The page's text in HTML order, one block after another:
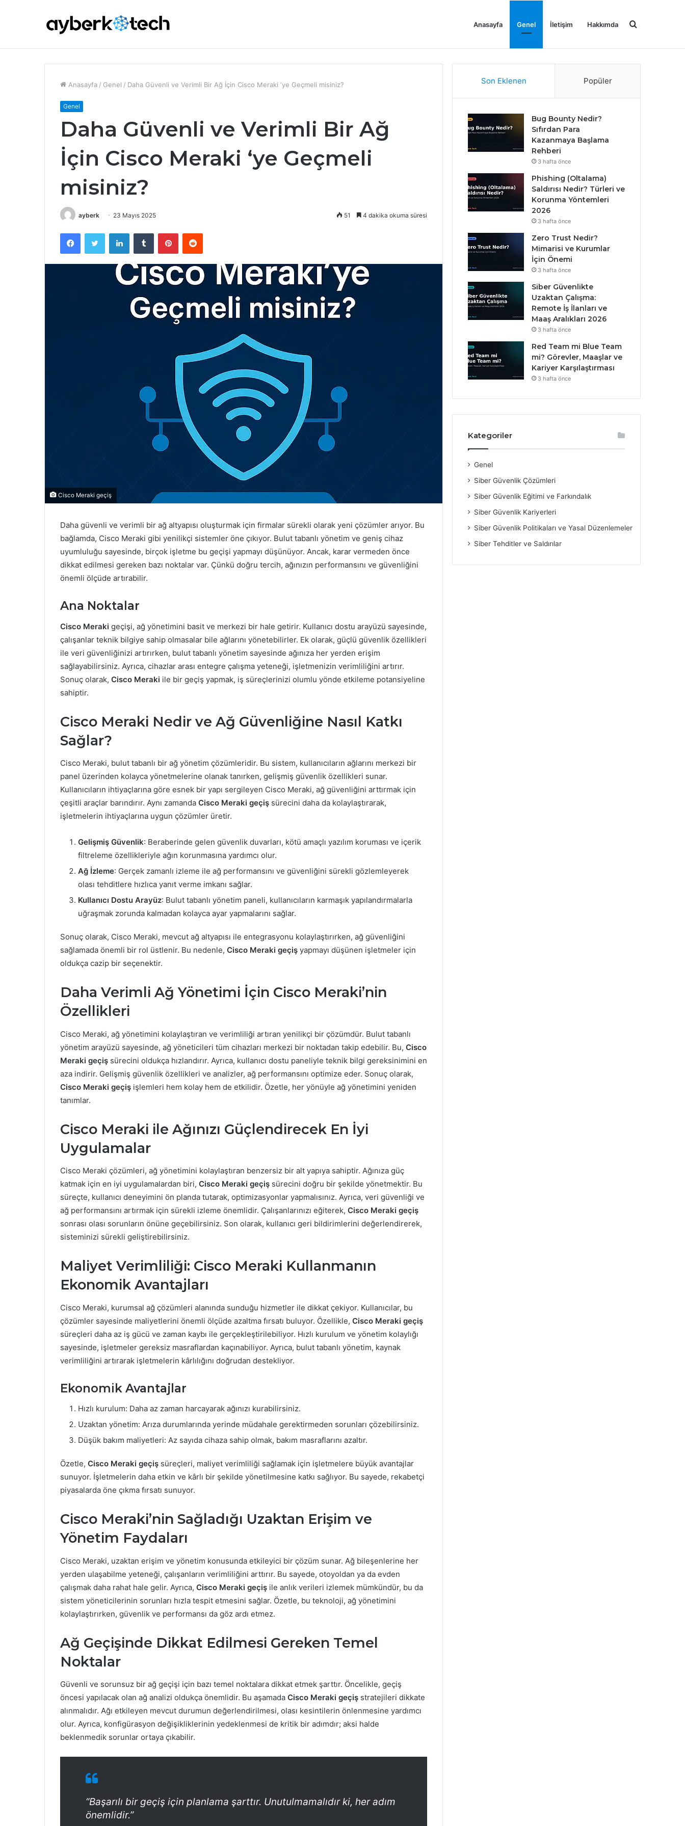
Anasayfa Genel İletişim Hakkımda Arama
Anasayfa / Genel / Daha Güvenli ve Verimli Bir Ağ İçin Cisco Meraki ‘ye Geçmeli misiniz?
Genel
Daha Güvenli ve Verimli Bir Ağ
İçin Cisco Meraki ‘ye Geçmeli
misiniz?
ayberk 23 Mayıs 2025 51 4 dakika okuma süresi
FacebookTwitter LinkedInTumblr PinterestReddit
Cisco Meraki geçiş
Daha güvenli ve verimli bir ağ altyapısı oluşturmak için firmalar sürekli olarak yeni çözümler arıyor. Bu
bağlamda, Cisco Meraki gibi yenilikçi sistemler öne çıkıyor. Bulut tabanlı yönetim ve geniş cihaz
uyumluluğu sayesinde, birçok işletme bu geçişi yapmayı düşünüyor. Ancak, karar vermeden önce
dikkat edilmesi gereken bazı noktalar var. Çünkü doğru tercih, ağınızın performansını ve güvenliğini
önemli ölçüde artırabilir.
Ana Noktalar
Cisco Meraki geçişi, ağ yönetimini basit ve merkezi bir hale getirir. Kullanıcı dostu arayüzü sayesinde,
çalışanlar teknik bilgiye sahip olmasalar bile ağlarını yönetebilirler. Ek olarak, güçlü güvenlik özellikleri
ile veri güvenliğinizi artırırken, bulut tabanlı yönetim sayesinde ağınıza her yerden erişim
sağlayabilirsiniz. Ayrıca, cihazlar arası entegre çalışma yeteneği, işletmenizin verimliliğini artırır.
Sonuç olarak, Cisco Meraki ile bir geçiş yapmak, iş süreçlerinizi olumlu yönde etkileme potansiyeline
sahiptir.
Cisco Meraki Nedir ve Ağ Güvenliğine Nasıl Katkı
Sağlar?
Cisco Meraki, bulut tabanlı bir ağ yönetim çözümleridir. Bu sistem, kullanıcıların ağlarını merkezi bir
panel üzerinden kolayca yönetmelerine olanak tanırken, gelişmiş güvenlik özellikleri sunar.
Kullanıcıların ihtiyaçlarına göre esnek bir yapı sergileyen Cisco Meraki, ağ güvenliğini arttırmak için
çeşitli araçlar barındırır. Aynı zamanda Cisco Meraki geçiş sürecini daha da kolaylaştırarak,
işletmelerin ihtiyaçlarına uygun çözümler üretir.
Gelişmiş Güvenlik: Beraberinde gelen güvenlik duvarları, kötü amaçlı yazılım koruması ve içerik
filtreleme özellikleriyle ağın korunmasına yardımcı olur.
Ağ İzleme: Gerçek zamanlı izleme ile ağ performansını ve güvenliğini sürekli gözlemleyerek
olası tehditlere hızlıca yanıt verme imkanı sağlar.
Kullanıcı Dostu Arayüz: Bulut tabanlı yönetim paneli, kullanıcıların karmaşık yapılandırmalarla
uğraşmak zorunda kalmadan kolayca ayar yapmalarını sağlar.
Sonuç olarak, Cisco Meraki, mevcut ağ altyapısı ile entegrasyonu kolaylaştırırken, ağ güvenliğini
sağlamada önemli bir rol üstlenir. Bu nedenle, Cisco Meraki geçiş yapmayı düşünen işletmeler için
oldukça cazip bir seçenektir.
Daha Verimli Ağ Yönetimi İçin Cisco Meraki’nin
Özellikleri
Cisco Meraki, ağ yönetimini kolaylaştıran ve verimliliği artıran yenilikçi bir çözümdür. Bulut tabanlı
yönetim arayüzü sayesinde, ağ yöneticileri tüm cihazları merkezi bir noktadan takip edebilir. Bu, Cisco
Meraki geçiş sürecini oldukça hızlandırır. Ayrıca, kullanıcı dostu paneliyle teknik bilgi gereksinimini en
aza indirir. Gelişmiş güvenlik özellikleri ve analizler, ağ performansını optimize eder. Sonuç olarak,
Cisco Meraki geçiş işlemleri hem kolay hem de etkilidir. Özetle, her yönüyle ağ yönetimini yeniden
tanımlar.
Cisco Meraki ile Ağınızı Güçlendirecek En İyi
Uygulamalar
Cisco Meraki çözümleri, ağ yönetimini kolaylaştıran benzersiz bir alt yapıya sahiptir. Ağınıza güç
katmak için en iyi uygulamalardan biri, Cisco Meraki geçiş sürecini doğru bir şekilde yönetmektir. Bu
süreçte, kullanıcı deneyimini ön planda tutarak, optimizasyonlar yapmalısınız. Ayrıca, veri güvenliği ve
ağ performansını artırmak için sürekli izleme önemlidir. Çalışanlarınızı eğiterek, Cisco Meraki geçiş
sonrası olası sorunların önüne geçebilirsiniz. Son olarak, kullanıcı geri bildirimlerini değerlendirerek,
sisteminizi sürekli geliştirebilirsiniz.
Maliyet Verimliliği: Cisco Meraki Kullanmanın
Ekonomik Avantajları
Cisco Meraki, kurumsal ağ çözümleri alanında sunduğu hizmetler ile dikkat çekiyor. Kullanıcılar, bu
çözümler sayesinde maliyetlerini önemli ölçüde azaltma fırsatı buluyor. Özellikle, Cisco Meraki geçiş
süreçleri daha az iş gücü ve zaman kaybı ile gerçekleştirilebiliyor. Hızlı kurulum ve yönetim kolaylığı
sayesinde, işletmeler gereksiz masraflardan kaçınabiliyor. Ayrıca, bulut tabanlı yönetim, kaynak
verimliliğini artırarak işletmelerin kârlılığını doğrudan destekliyor.
Ekonomik Avantajlar
Hızlı kurulum: Daha az zaman harcayarak ağınızı kurabilirsiniz.
Uzaktan yönetim: Arıza durumlarında yerinde müdahale gerektirmeden sorunları çözebilirsiniz.
Düşük bakım maliyetleri: Az sayıda cihaza sahip olmak, bakım masraflarını azaltır.
Özetle, Cisco Meraki geçiş süreçleri, maliyet verimliliği sağlamak için işletmelere büyük avantajlar
sunuyor. İşletmelerin daha etkin ve kârlı bir şekilde yönetilmesine katkı sağlıyor. Bu sayede, rekabetçi
piyasalarda öne çıkma fırsatı sunuyor.
Cisco Meraki’nin Sağladığı Uzaktan Erişim ve
Yönetim Faydaları
Cisco Meraki, uzaktan erişim ve yönetim konusunda etkileyici bir çözüm sunar. Ağ bileşenlerine her
yerden ulaşabilme yeteneği, çalışanların verimliliğini arttırır. Bu sayede, otoyoldan ya da evden
çalışmak daha rahat hale gelir. Ayrıca, Cisco Meraki geçiş ile anlık verileri izlemek mümkündür, bu da
sistem yöneticilerinin sorunları hızla tespit etmesini sağlar. Özetle, bu teknoloji, ağ yönetimini
kolaylaştırırken, güvenlik ve performansı da göz ardı etmez.
Ağ Geçişinde Dikkat Edilmesi Gereken Temel
Noktalar
Güvenli ve sorunsuz bir ağ geçişi için bazı temel noktalara dikkat etmek şarttır. Öncelikle, geçiş
öncesi yapılacak olan ağ analizi oldukça önemlidir. Bu aşamada Cisco Meraki geçiş stratejileri dikkate
alınmalıdır. Ağı etkileyen mevcut durumun değerlendirilmesi, olası kesintilerin önlenmesine yardımcı
olur. Ayrıca, konfigürasyon değişikliklerinin yedeklenmesi de kritik bir adımdır; aksi halde
beklenmedik sorunlar ortaya çıkabilir.
“Başarılı bir geçiş için planlama şarttır. Unutulmamalıdır ki, her adım
önemlidir.”
Son Eklenen Popüler
Bug Bounty Nedir?
Sıfırdan Para
Kazanmaya Başlama
Rehberi
3 hafta önce
Phishing (Oltalama)
Saldırısı Nedir? Türleri ve
Korunma Yöntemleri
2026
3 hafta önce
Zero Trust Nedir?
Mimarisi ve Kurumlar
İçin Önemi
3 hafta önce
Siber Güvenlikte
Uzaktan Çalışma:
Remote İş İlanları ve
Maaş Aralıkları 2026
3 hafta önce
Red Team mi Blue Team
mi? Görevler, Maaşlar ve
Kariyer Karşılaştırması
3 hafta önce
Kategoriler
Genel
Siber Güvenlik Çözümleri
Siber Güvenlik Eğitimi ve Farkındalık
Siber Güvenlik Kariyerleri
Siber Güvenlik Politikaları ve Yasal Düzenlemeler
Siber Tehditler ve Saldırılar